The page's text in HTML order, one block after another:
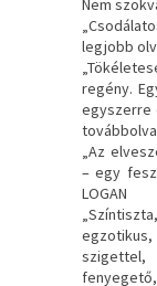
Nem
legjobb
regény.
egyszerre
„Az
– egy
LOGAN
szigettel,